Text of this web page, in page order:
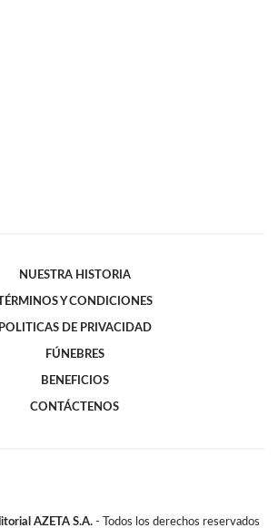
NUESTRA HISTORIA
TÉRMINOS Y CONDICIONES
POLITICAS DE PRIVACIDAD
FÚNEBRES
BENEFICIOS
CONTÁCTENOS
AZETA S.A. - Todos los derechos reservados